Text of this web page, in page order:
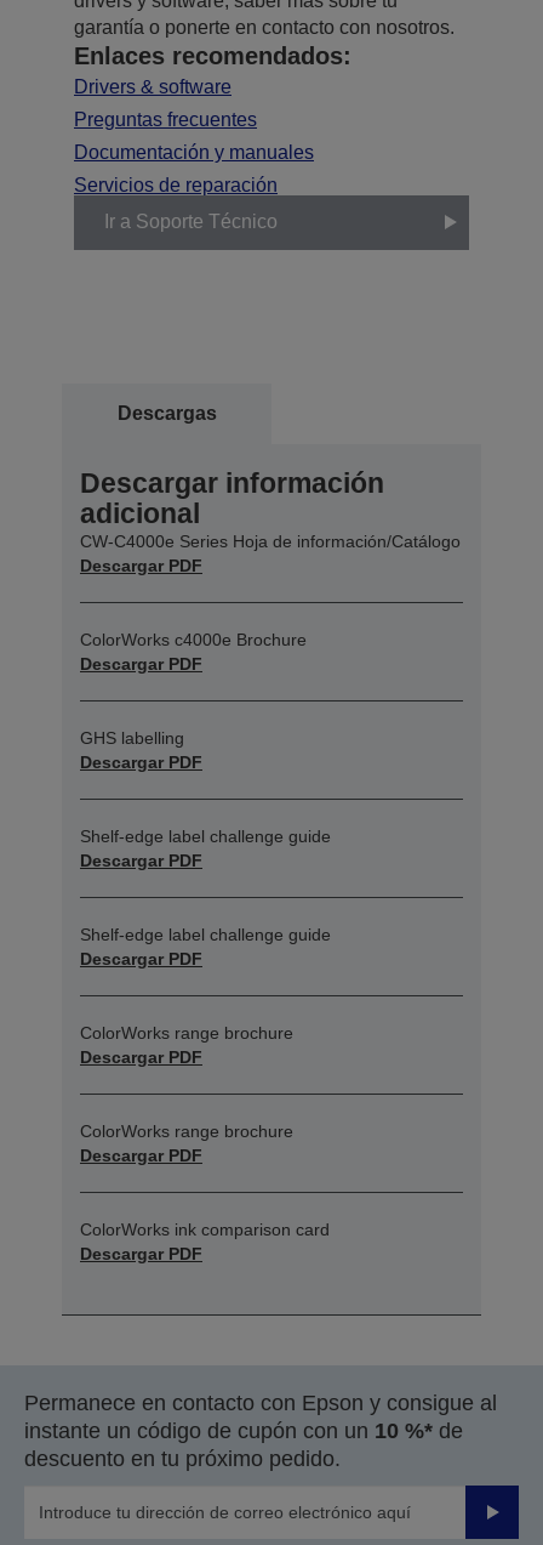
garantía o ponerte en contacto con nosotros.
Enlaces recomendados:
Drivers & software
Preguntas frecuentes
Documentación y manuales
Servicios de reparación
Ir a Soporte Técnico
Descargas
Descargar información
adicional
CW-C4000e Series Hoja de información/Catálogo
Descargar PDF
ColorWorks c4000e Brochure
Descargar PDF
GHS labelling
Descargar PDF
Shelf-edge label challenge guide
Descargar PDF
Shelf-edge label challenge guide
Descargar PDF
ColorWorks range brochure
Descargar PDF
ColorWorks range brochure
Descargar PDF
ColorWorks ink comparison card
Descargar PDF
Permanece en contacto con Epson y consigue al
instante un código de cupón con un 10 %* de
descuento en tu próximo pedido.
Enviar